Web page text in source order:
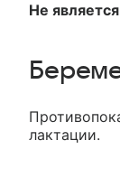
Не
лактации.